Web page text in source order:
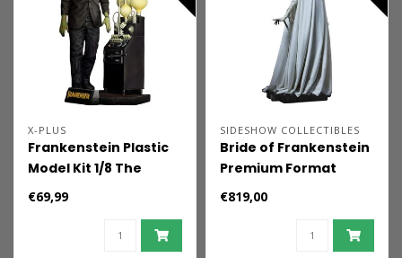
X-PLUS
Frankenstein Plastic
Model Kit 1/8 The
Monster of
€69,99
SIDESHOW COLLECTIBLES
Bride of Frankenstein
Premium Format
Mixed Media Statue
Frankenstein (Fabric
€819,00